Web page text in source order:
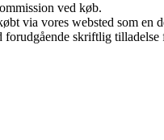
ved køb.
via vores websted som
forudgående skriftlig tilladelse